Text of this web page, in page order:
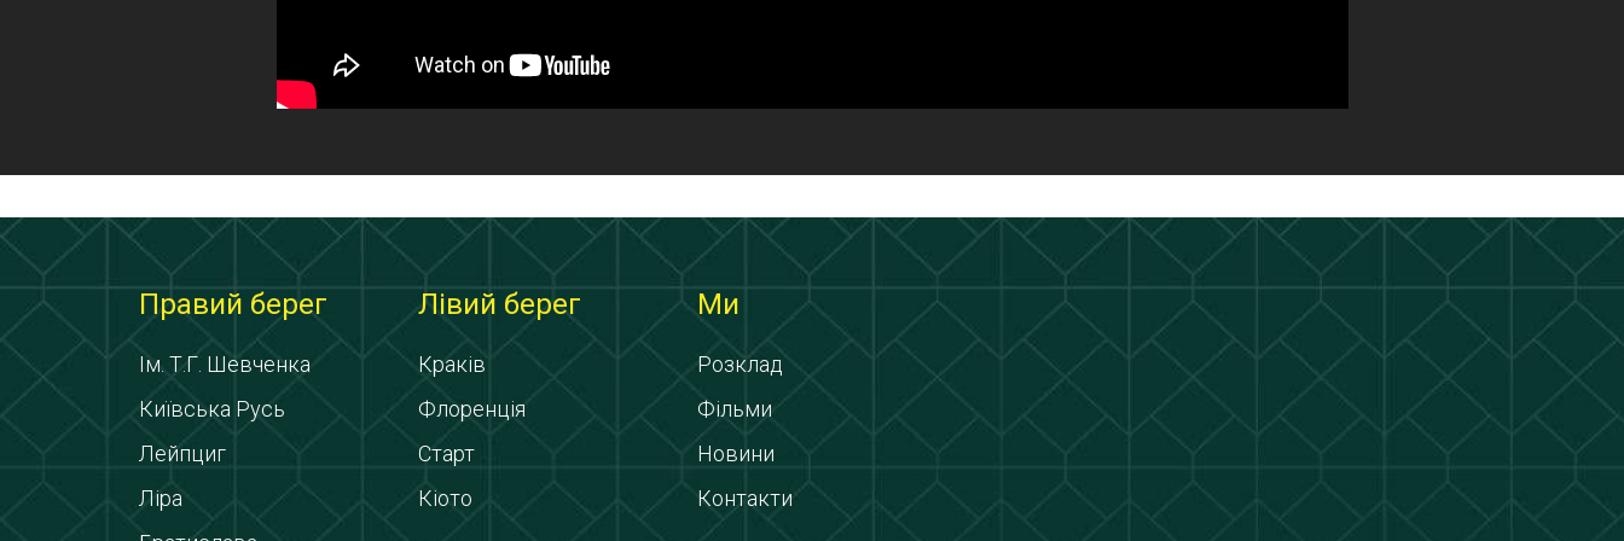
Правий берег
Ім. Т.Г. Шевченка
Київська Русь
Лейпциг
Ліра
Лівий берег
Краків
Флоренція
Старт
Кіото
Ми
Розклад
Фільми
Новини
Контакти